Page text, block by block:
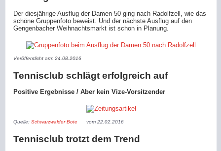
Der diesjährige Ausflug der Damen 50 ging nach Radolfzell, wie das
schöne Gruppenfoto beweist. Und der nächste Ausflug auf den
Gengenbacher Weihnachtsmarkt ist schon in Planung.
Veröffentlicht am: 24.08.2016
Tennisclub schlägt erfolgreich auf
Positive Ergebnisse / Aber kein Vize-Vorsitzender
Quelle:Schwarzwälder Bote vom 22.02.2016
Tennisclub trotzt dem Trend